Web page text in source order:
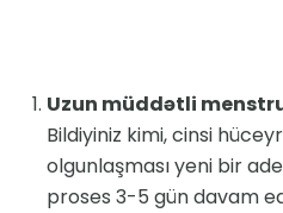
Uzun müddətli
Bildiyiniz kimi, cinsi
olgunlaşması yeni bir
proses 3-5 gün davam